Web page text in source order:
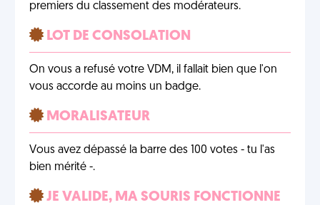
premiers du classement des modérateurs.
LOT DE CONSOLATION
On vous a refusé votre VDM, il fallait bien que l'on
vous accorde au moins un badge.
MORALISATEUR
Vous avez dépassé la barre des 100 votes - tu l'as
bien mérité -.
JE VALIDE, MA SOURIS FONCTIONNE